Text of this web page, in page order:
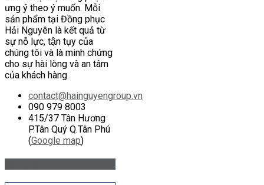
ưng ý theo ý muốn. Mỗi
sản phẩm tại Đồng phục
Hải Nguyên là kết quả từ
sự nỗ lực, tận tụy của
chúng tôi và là minh chứng
cho sự hài lòng và an tâm
của khách hàng.
contact@hainguyengroup.vn
090 979 8003
415/37 Tân Hương
P.Tân Quý Q.Tân Phú
(Google map)